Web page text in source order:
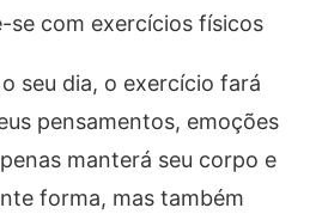
se com exercícios físicos
seu dia, o exercício fará
pensamentos, emoções
manterá seu corpo e
forma, mas também